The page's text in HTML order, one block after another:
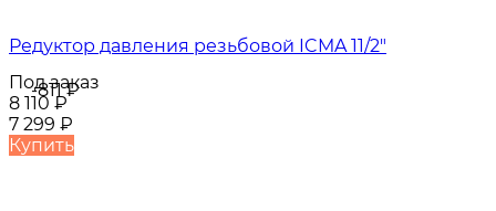
-811₽
Редуктор давления резьбовой ICMA 11/2"
Под заказ
8 110₽
7 299 ₽
Купить